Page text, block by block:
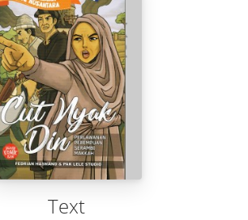
Text